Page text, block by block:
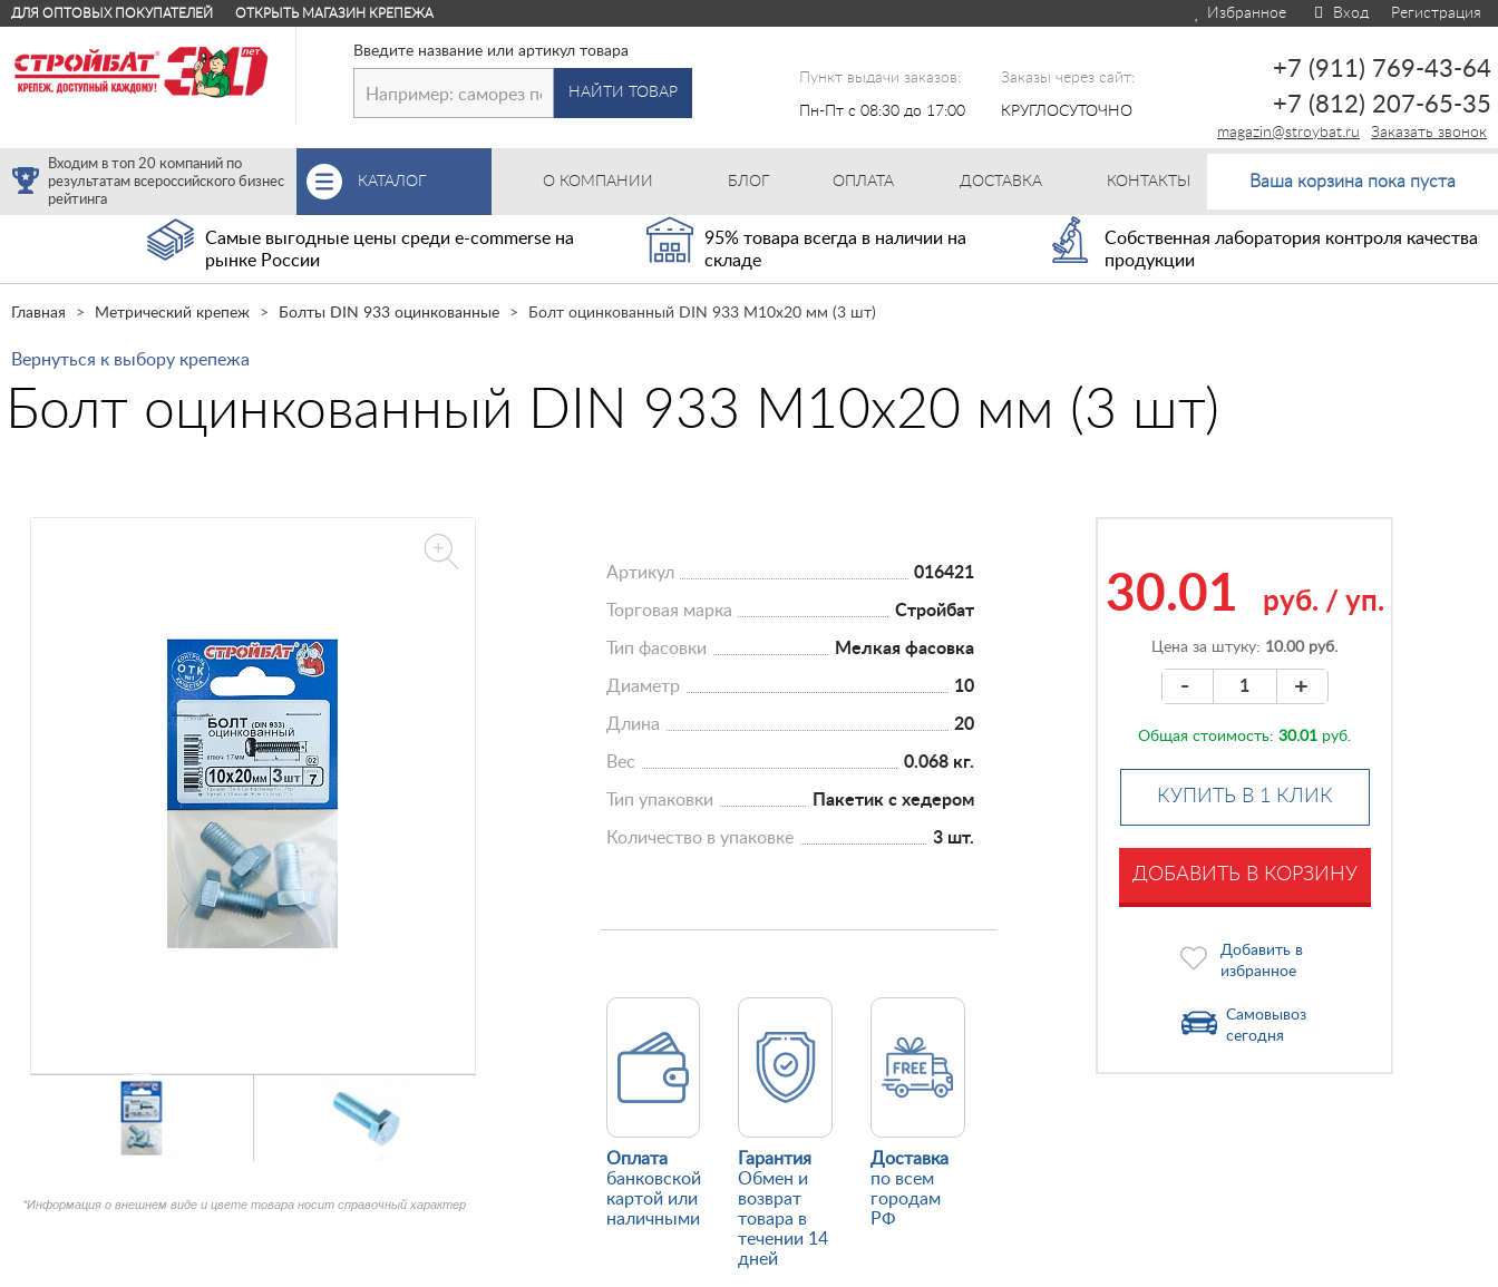
ДЛЯ ОПТОВЫХ ПОКУПАТЕЛЕЙ ОТКРЫТЬ МАГАЗИН КРЕПЕЖА Избранное Вход Регистрация
Введите название или артикул товара
НАЙТИ ТОВАР
Пункт выдачи заказов:
Пн-Пт с 08:30 до 17:00
Заказы через сайт:
КРУГЛОСУТОЧНО
+7 (911) 769-43-64
+7 (812) 207-65-35
Заказать звонок
magazin@stroybat.ru
Входим в топ 20 компаний по
результатам всероссийского бизнес
рейтинга
КАТАЛОГ О КОМПАНИИ БЛОГ ОПЛАТА ДОСТАВКА КОНТАКТЫ Ваша корзина пока пуста
Самые выгодные цены среди e-commerse на
рынке России
95% товара всегда в наличии на
складе
Собственная лаборатория контроля качества
продукции
Главная Метрический крепеж Болты DIN 933 оцинкованные Болт оцинкованный DIN 933 М10х20 мм (3 шт)
Вернуться к выбору крепежа
Болт оцинкованный DIN 933 М10х20 мм (3 шт)
*Информация о внешнем виде и цвете товара носит справочный характер
Артикул 016421
Торговая марка Стройбат
Тип фасовки Мелкая фасовка
Диаметр 10
Длина 20
Вес 0.068 кг.
Тип упаковки Пакетик с хедером
Количество в упаковке 3 шт.
Оплата
банковской
картой или
наличными
Гарантия
Обмен и
возврат
товара в
течении 14
дней
Доставка
по всем
городам
РФ
30.01 руб. / уп.
Цена за штуку: 10.00 руб.
- +
Общая стоимость:30.01 руб.
КУПИТЬ В 1 КЛИК
ДОБАВИТЬ В КОРЗИНУ
Добавить в
избранное
Самовывоз
сегодня